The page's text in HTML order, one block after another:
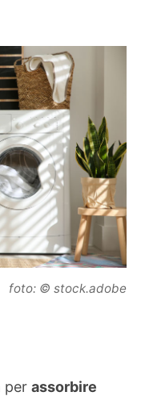
foto: © stock.adobe
per assorbire